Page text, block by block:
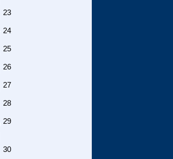
23
24
25
26
27
28
29
30